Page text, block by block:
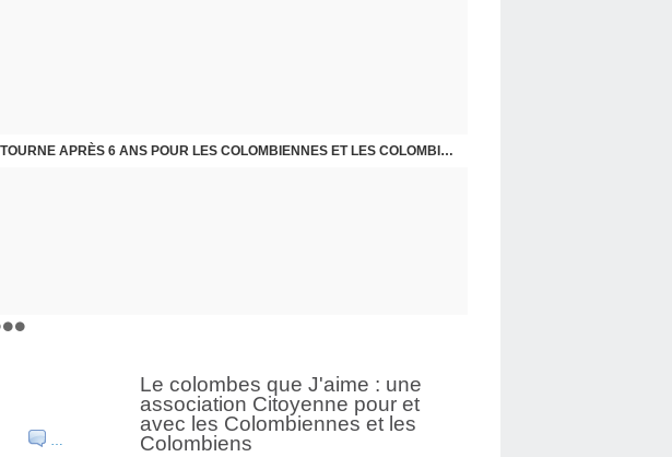
UNE PAGE SE TOURNE APRÈS 6 ANS POUR LES COLOMBIENNES ET LES COLOMBIENS
…
Le colombes que J'aime : une
association Citoyenne pour et
avec les Colombiennes et les
Colombiens